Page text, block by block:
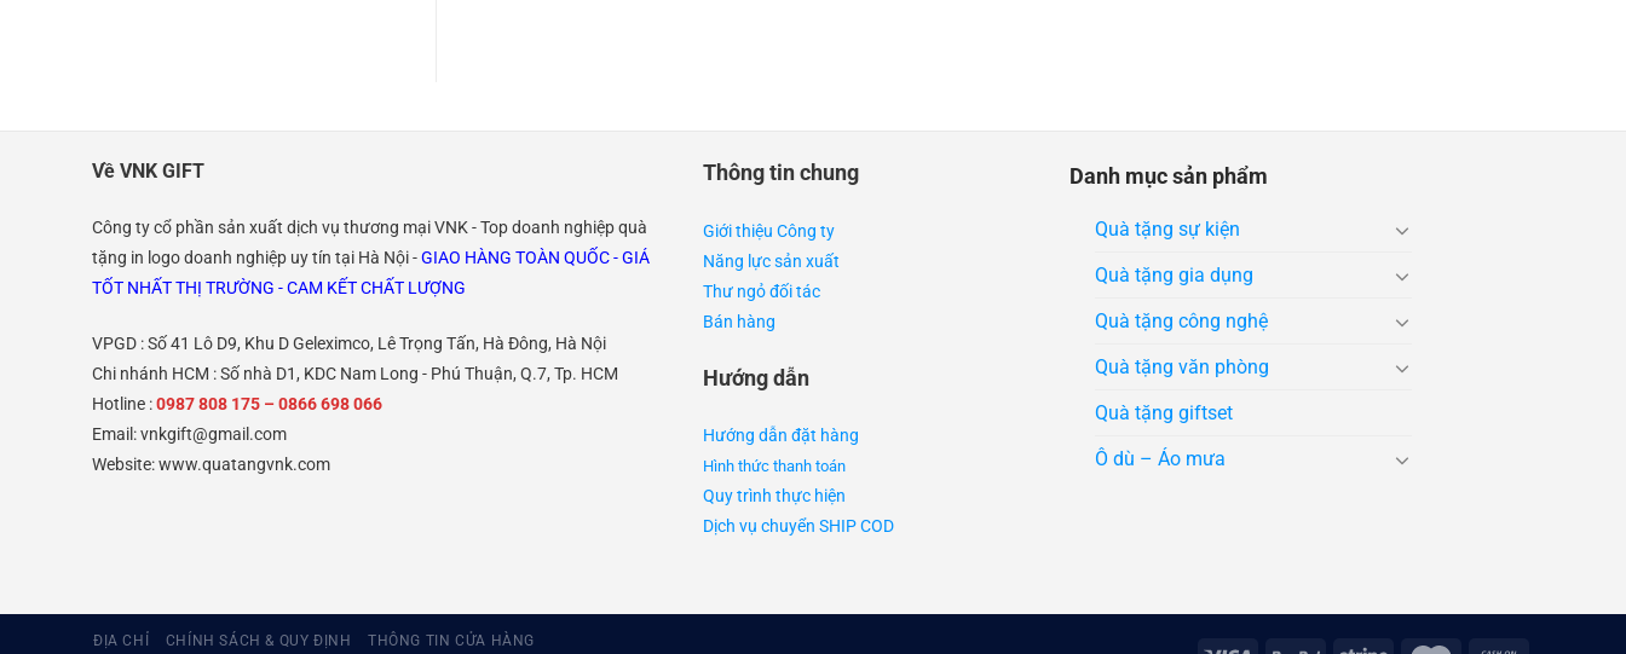
Về VNK GIFT
Công ty cổ phần sản xuất dịch vụ thương mại VNK - Top doanh nghiệp quà
tặng in logo doanh nghiệp uy tín tại Hà Nội -GIAO HÀNG TOÀN QUỐC - GIÁ
TỐT NHẤT THỊ TRƯỜNG - CAM KẾT CHẤT LƯỢNG
VPGD : Số 41 Lô D9, Khu D Geleximco, Lê Trọng Tấn, Hà Đông, Hà Nội
Chi nhánh HCM : Số nhà D1, KDC Nam Long - Phú Thuận, Q.7, Tp. HCM
Hotline :0987 808 175 – 0866 698 066
Email:vnkgift@gmail.com
Website: www.quatangvnk.com
Thông tin chung
Giới thiệu Công ty
Năng lực sản xuất
Thư ngỏ đối tác
Bán hàng
Hướng dẫn
Hướng dẫn đặt hàng
Hình thức thanh toán
Quy trình thực hiện
Dịch vụ chuyển SHIP COD
Danh mục sản phẩm
Quà tặng sự kiện
Quà tặng gia dụng
Quà tặng công nghệ
Quà tặng văn phòng
Quà tặng giftset
Ô dù – Áo mưa
ĐỊA CHỈ CHÍNH SÁCH & QUY ĐỊNH THÔNG TIN CỬA HÀNG